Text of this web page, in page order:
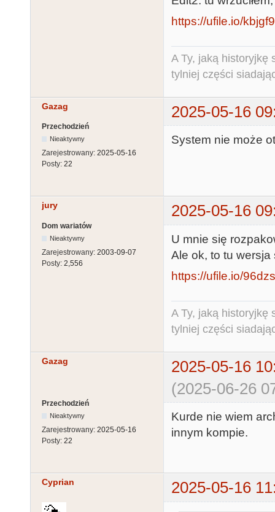
https://ufile.io/
A Ty, jaką historyjkę
tylniej części
Gazag 2025-05-16
Przechodzień
Nieaktywny
Zarejestrowany: 2025-05-16
Posty: 22
System nie może
jury 2025-05-16
Dom wariatów
Nieaktywny
Zarejestrowany: 2003-09-07
Posty: 2,556
U mnie się
Ale ok, to tu
https://ufile.io/
A Ty, jaką historyjkę
tylniej części
Gazag
2025-05-16
(2025-06-26
Przechodzień
Nieaktywny
Zarejestrowany: 2025-05-16
Posty: 22
Kurde nie wiem
innym kompie.
Cyprian 2025-05-16